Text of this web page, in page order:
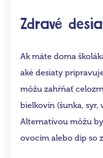
Zdravé
Ak máte doma
aké desiaty
môžu zahŕňať
bielkovín (šunka, syr,
Alternatívou môžu
ovocím alebo dip so